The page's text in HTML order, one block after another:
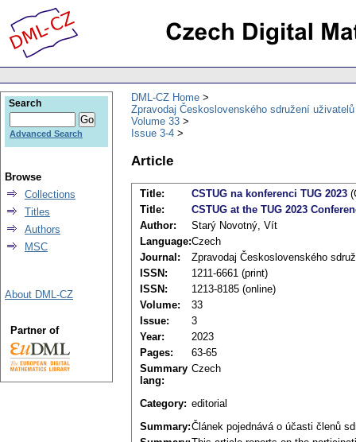
DML-CZ Home
Zpravodaj Československého sdružení uživatelů
Volume 33
Issue 3-4
Article
Title: CSTUG na konferenci TUG 2023
Title:
CSTUG at the TUG 2023
Author:
Starý Novotný, Vít
Language:Czech
Journal:
Zpravodaj Československého
ISSN:
1211-6661 (print)
ISSN:
1213-8185 (online)
Volume:
33
Issue:
3
Year:
2023
Pages:
63-65
Summary
lang:
Czech
Category: editorial
Summary:Článek pojednává o účasti členů
Search
Advanced Search
Browse
Collections
Titles
Authors
MSC
About DML-CZ
Partner of